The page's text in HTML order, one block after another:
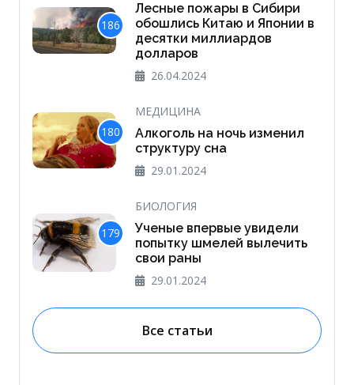
186
Лесные пожары в Сибири
обошлись Китаю и Японии в
десятки миллиардов
долларов
26.04.2024
180
МЕДИЦИНА
Алкоголь на ночь изменил
структуру сна
29.01.2024
179
БИОЛОГИЯ
Ученые впервые увидели
попытку шмелей вылечить
свои раны
29.01.2024
Все статьи